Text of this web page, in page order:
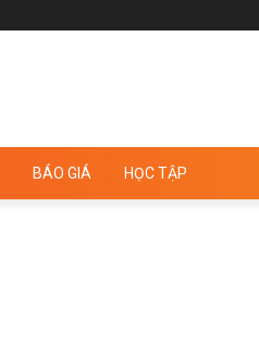
BÁO GIÁ HỌC TẬP